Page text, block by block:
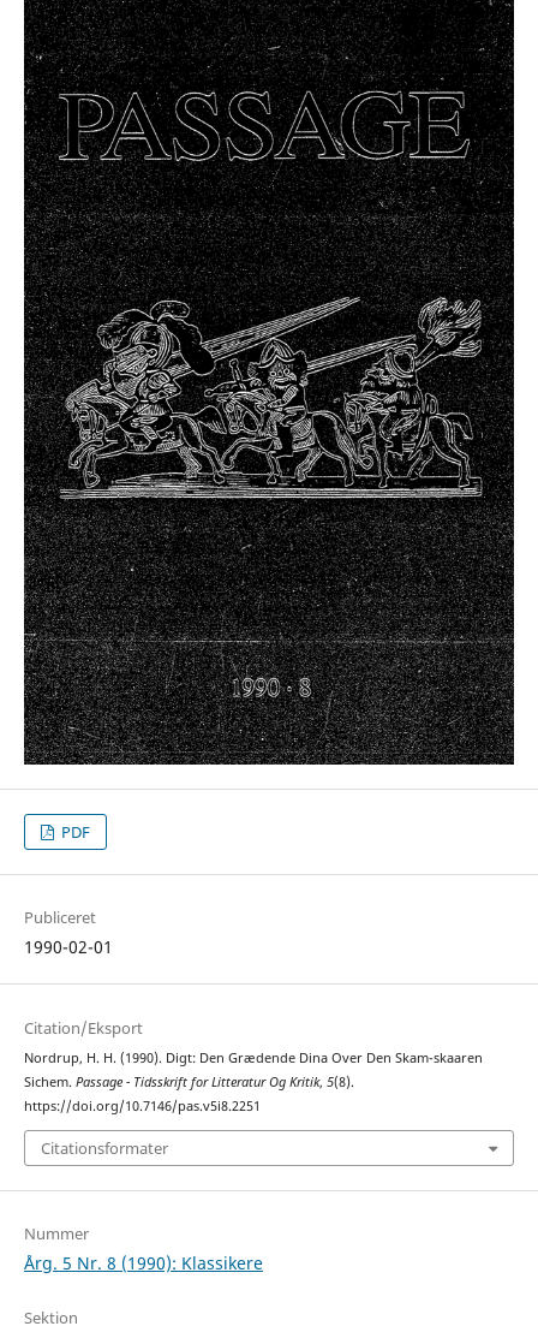
PDF
Publiceret
1990-02-01
Citation/Eksport
Nordrup, H. H. (1990). Digt: Den Grædende Dina Over Den Skam-skaaren
Sichem. Passage - Tidsskrift for Litteratur Og Kritik, 5(8).
https://doi.org/10.7146/pas.v5i8.2251
Citationsformater
Nummer
Årg. 5 Nr. 8 (1990): Klassikere
Sektion